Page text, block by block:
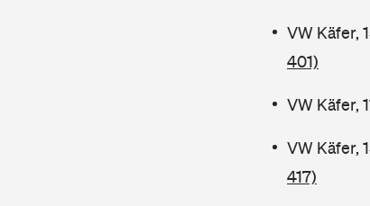
VW Käfer,
401)
VW Käfer,
VW Käfer,
417)